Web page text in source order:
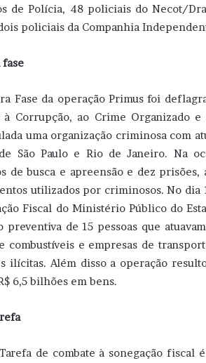
de Polícia, 48 policiais do Necot/
policiais da Companhia
Fase da operação Primus foi
à Corrupção, ao Crime Organizado
uma organização criminosa com
São Paulo e Rio de Janeiro. Na
de busca e apreensão e dez
utilizados por criminosos. No dia
Fiscal do Ministério Público do
preventiva de 15 pessoas que
combustíveis e empresas de
ilícitas. Além disso a operação
6,5 bilhões em bens.
de combate à sonegação fiscal